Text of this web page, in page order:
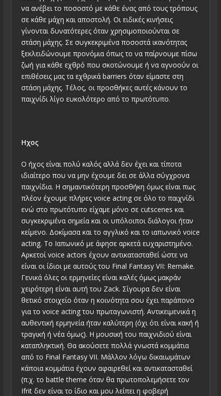
να ανέβει το ποσοστό με κάθε ένας από τους τρόπους
σε κάθε μάχη και αποστολή. Οι ειδικές κινήσεις
γίνονται δυνατότερες όταν χρησιμοποιούνται σε
στάση μάχης. Σε συγκεκριμένα ποσοστά ικανότητας
ξεκλειδώνουμε προνόμια όπως το να παίρνουμε πίσω
ζωή για κάθε εχθρό που σκοτώνουμε ή να αγνοούν οι
επιθέσεις μας τα εχθρικά barriers όταν είμαστε στη
στάση μάχης. Τέλος, οι προσθήκες αυτές κάνουν το
παιχνίδι λίγο ευκολότερο από το πρωτότυπο.
Ηχος
Ο ήχος είναι πολύ καλός αλλά δεν έχει και τίποτα
ιδιαίτερο που να μην έχουμε δει σε άλλα σύγχρονα
παιχνίδια. Η σημαντικότερη προσθήκη όμως είναι πως
πλέον έχουμε πλήρες voice acting σε όλο το παιχνίδι
ενώ στο πρωτότυπο είχαμε μόνο σε cutscenes και
συγκεκριμένα σημεία και οι υπόλοιποι διάλογοι ήταν
κείμενο. Δοκίμασα και το αγγλικό και το ιαπωνικό voice
acting. To Ιαπωνικό με άφησε αρκετά ευχαριστημένο.
Αρκετοί voice actors έχουν αντικατασταθεί ώστε να
είναι οι ίδιοι με αυτούς του Final Fantasy VII: Remake.
Γενικά όλες οι ερμηνείες είναι καλές όμως μακράν
χειρότερη είναι αυτή του Zack. Σίγουρα δεν είναι
θετικό στοιχείο όταν η κοινότητα σου έχει παράπονο
για το voice acting του πρωταγωνιστή. Αντικειμενικά η
αυθεντική ερμηνεία ήταν καλύτερη (όχι ότι είναι κακή ή
τραγική ή νέα όμως). Η μουσική του παιχνιδιού είναι
καταπληκτική. Θα ακούσετε πολλά γνωστά κομμάτια
από το Final Fantasy VII. Μάλλον λόγω δικαιωμάτων
κάποια κομμάτια έχουν αφαιρεθεί και αντικατασταθεί
(π.χ. το battle theme όταν θα πρωτοπολεμήσετε τον
Ifrit δεν είναι το ίδιο και μου λείπει η φοβερή